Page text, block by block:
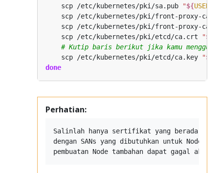
    scp /etc/kubernetes/pki/sa.pub
"${USER
scp /etc/kubernetes/pki/front-proxy-
scp /etc/kubernetes/pki/front-proxy-
    scp /etc/kubernetes/pki/etcd/ca.crt
"${
# Kutip baris berikut jika kamu
    scp /etc/kubernetes/pki/etcd/ca.key
"${
done
Perhatian:
Salinlah hanya sertifikat yang berada
dengan SANs yang dibutuhkan untuk Node